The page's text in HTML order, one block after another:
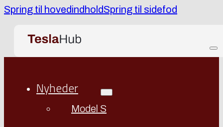
Spring til hovedindholdSpring til sidefod
Nyheder
Model S